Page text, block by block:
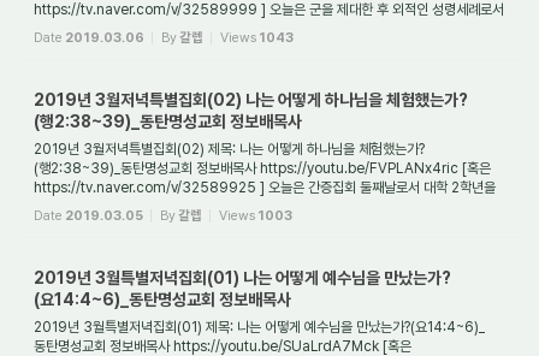
https://tv.naver.com/v/32589999 ] 오늘은 군을 제대한 후 외적인 성령세례로서
방언을 말하게 되고 ...
Date 2019.03.06 By갈렙 Views 1043
2019년 3월저녁특별집회(02) 나는 어떻게 하나님을 체험했는가?
(행2:38~39)_동탄명성교회 정보배목사
2019년 3월저녁특별집회(02) 제목: 나는 어떻게 하나님을 체험했는가?
(행2:38~39)_동탄명성교회 정보배목사 https://youtu.be/FVPLANx4ric [혹은
https://tv.naver.com/v/32589925 ] 오늘은 간증집회 둘째날로서 대학 2학년을
마치고 군대에 가서 그곳에서 신...
Date 2019.03.05 By갈렙 Views 1003
2019년 3월특별저녁집회(01) 나는 어떻게 예수님을 만났는가?
(요14:4~6)_동탄명성교회 정보배목사
2019년 3월특별저녁집회(01) 제목: 나는 어떻게 예수님을 만났는가?(요14:4~6)_
동탄명성교회 정보배목사 https://youtu.be/SUaLrdA7Mck [혹은